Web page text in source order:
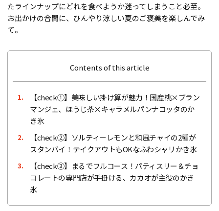
たラインナップにどれを食べようか迷ってしまうこと必至。
お出かけの合間に、ひんやり涼しい夏のご褒美を楽しんでみ
て。
Contents of this article
1.
【check①】美味しい掛け算が魅力！国産桃×ブラン
マンジェ、ほうじ茶×キャラメルパンナコッタのか
き氷
2.
【check②】ソルティーレモンと和風チャイの2種が
スタンバイ！テイクアウトもOKなふわシャリかき氷
3.
【check③】まるでフルコース！パティスリー＆チョ
コレートの専門店が手掛ける、カカオが主役のかき
氷